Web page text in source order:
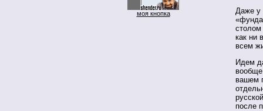
моя кнопка
Даже у
столом
как ни
всем
Идем
вообще
вашем
после